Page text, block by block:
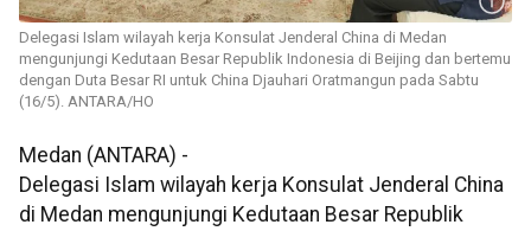
Delegasi Islam wilayah kerja Konsulat Jenderal China di Medan
mengunjungi Kedutaan Besar Republik Indonesia di Beijing dan bertemu
dengan Duta Besar RI untuk China Djauhari Oratmangun pada Sabtu
(16/5). ANTARA/HO
Medan (ANTARA) -
Delegasi Islam wilayah kerja Konsulat Jenderal China
di Medan mengunjungi Kedutaan Besar Republik